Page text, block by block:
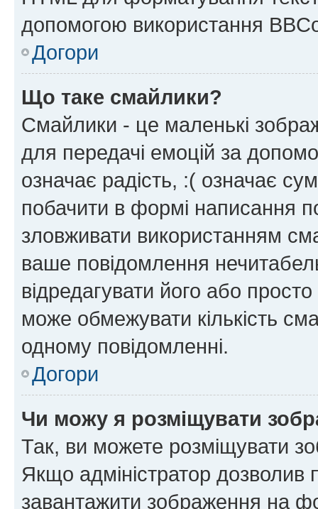
допомогою використання
Догори
Що таке смайлики?
Смайлики - це маленькі
для передачі емоцій за
означає радість, :( означає
побачити в формі написання
зловживати використанням
ваше повідомлення
відредагувати його або
може обмежувати кількість
одному повідомленні.
Догори
Чи можу я розміщувати
Так, ви можете розміщувати
Якщо адміністратор
завантажити зображення на